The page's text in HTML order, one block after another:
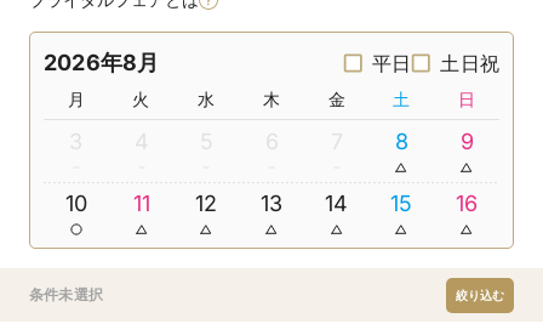
2026年8月 平日 土日祝
月 火 水 木 金 土 日
3 4 5 6 7 8 9
10 11 12 13 14 15 16
条件未選択 絞り込む